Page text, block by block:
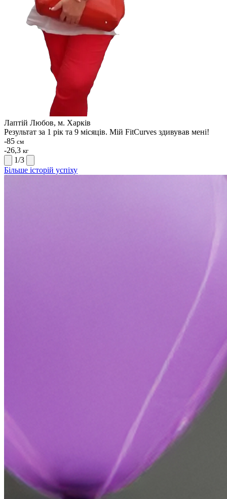
Лаптій Любов, м. Харків
Результат за 1 рік та 9 місяців. Мій FitCurves здивував мені!
-85 см
-26,3 кг
1/3
Більше історій успіху